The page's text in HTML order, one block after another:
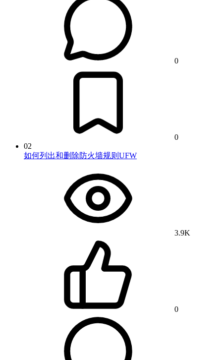
0
0
02
如何列出和删除防火墙规则UFW
3.9K
0